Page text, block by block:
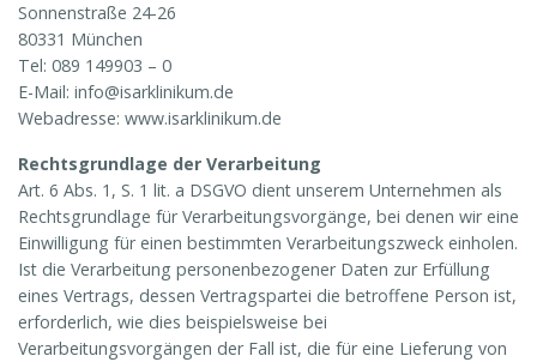
Sonnenstraße 24-26
80331 München
Tel: 089 149903 – 0
E-Mail: info@isarklinikum.de
Webadresse: www.isarklinikum.de
Rechtsgrundlage der Verarbeitung
Art. 6 Abs. 1, S. 1 lit. a DSGVO dient unserem Unternehmen als
Rechtsgrundlage für Verarbeitungsvorgänge, bei denen wir eine
Einwilligung für einen bestimmten Verarbeitungszweck einholen.
Ist die Verarbeitung personenbezogener Daten zur Erfüllung
eines Vertrags, dessen Vertragspartei die betroffene Person ist,
erforderlich, wie dies beispielsweise bei
Verarbeitungsvorgängen der Fall ist, die für eine Lieferung von